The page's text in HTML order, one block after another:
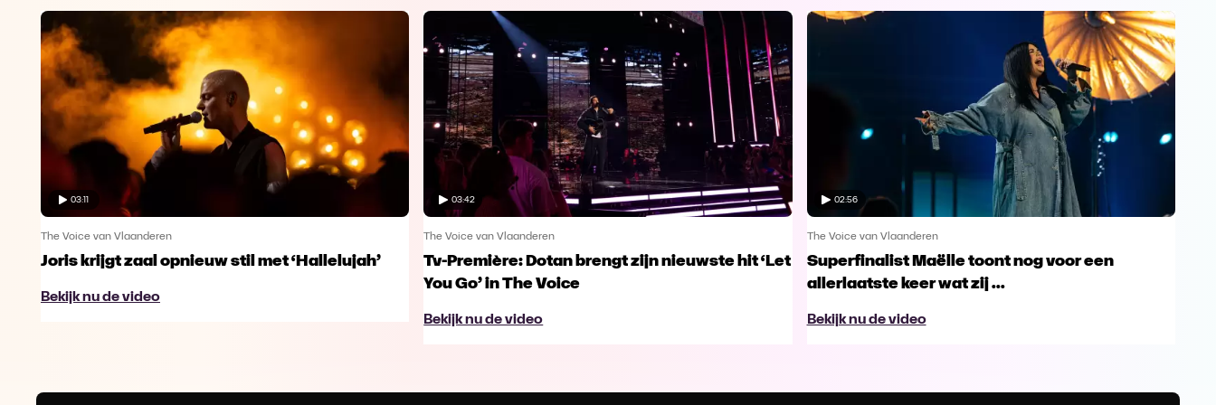
03:11
The Voice van Vlaanderen
Joris krijgt zaal opnieuw stil met ‘Hallelujah’
Bekijk nu de video
03:42
The Voice van Vlaanderen
Tv-Première: Dotan brengt zijn nieuwste hit ‘Let
You Go’ in The Voice
Bekijk nu de video
02:56
The Voice van Vlaanderen
Superfinalist Maëlle toont nog voor een
allerlaatste keer wat zij ...
Bekijk nu de video